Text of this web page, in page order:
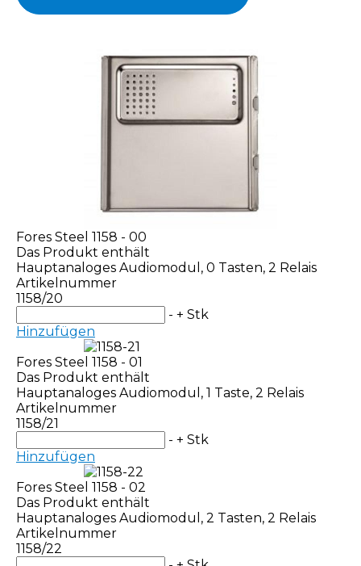
Fores Steel 1158 - 00
Das Produkt enthält
Hauptanaloges Audiomodul, 0 Tasten, 2 Relais
Artikelnummer
1158/20
- + Stk
Hinzufügen
Fores Steel 1158 - 01
Das Produkt enthält
Hauptanaloges Audiomodul, 1 Taste, 2 Relais
Artikelnummer
1158/21
- + Stk
Hinzufügen
Fores Steel 1158 - 02
Das Produkt enthält
Hauptanaloges Audiomodul, 2 Tasten, 2 Relais
Artikelnummer
1158/22